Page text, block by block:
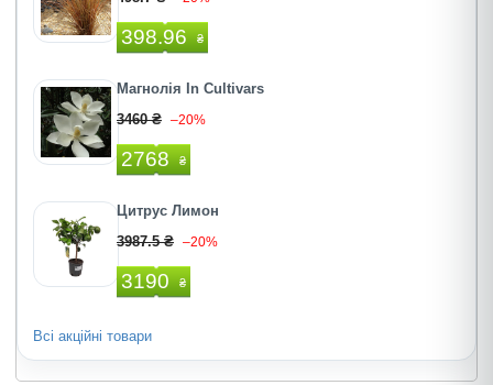
398.96 ₴
Магнолія In Cultivars
3460 ₴ –20%
2768 ₴
Цитрус Лимон
3987.5 ₴ –20%
3190 ₴
Всі акційні товари